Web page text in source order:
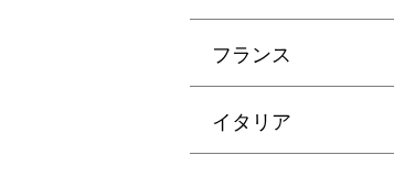
フランス
イタリア